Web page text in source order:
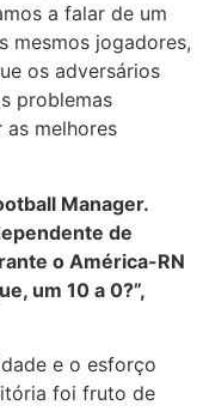
a falar de um
mesmos jogadores,
os adversários
problemas
as melhores
Manager.
de
o América-RN
um 10 a 0?”,
e o esforço
foi fruto de